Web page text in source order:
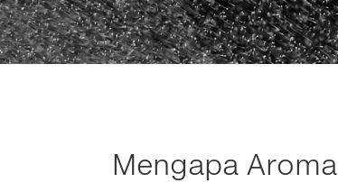
Mengapa Aroma